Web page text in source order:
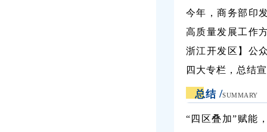
今年，商务部印
高质量发展工作
浙江开发区】公
四大专栏，总结
总结/SUMMARY
“四区叠加”赋能